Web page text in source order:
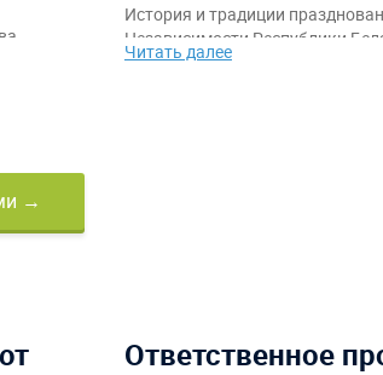
и
История и традиции
Независимости Республики
также идеи тематического
Читать далее
→
Ответственное